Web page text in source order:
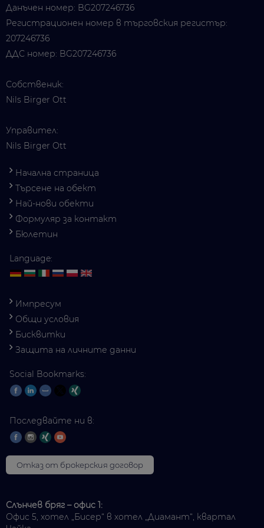
Данъчен номер: BG207246736
Регистрационен номер в търговския регистър:
207246736
ДДС номер: BG207246736
Собственик:
Nils Birger Ott
Управител:
Nils Birger Ott
Начална страница
Търсене на обект
Най-нови обекти
Формуляр за контакт
Бюлетин
Language:
Импресум
Общи условия
Бисквитки
Защита на личните данни
Social Bookmarks:
Последвайте ни в:
Отказ от брокерския договор
Слънчев бряг – офис 1:
Офис 5, хотел „Бисер“ в хотел „Диамант“, квартал